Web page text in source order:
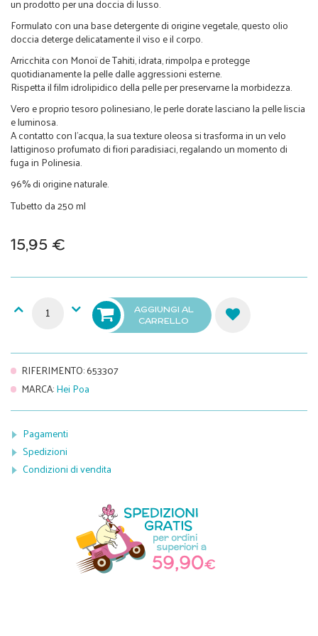
un prodotto per una doccia di lusso.
Formulato con una base detergente di origine vegetale, questo olio
doccia deterge delicatamente il viso e il corpo.
Arricchita con Monoï de Tahiti, idrata, rimpolpa e protegge
quotidianamente la pelle dalle aggressioni esterne.
Rispetta il film idrolipidico della pelle per preservarne la morbidezza.
Vero e proprio tesoro polinesiano, le perle dorate lasciano la pelle liscia
e luminosa.
A contatto con l'acqua, la sua texture oleosa si trasforma in un velo
lattiginoso profumato di fiori paradisiaci, regalando un momento di
fuga in Polinesia.
96% di origine naturale.
Tubetto da 250 ml
15,95 €
AGGIUNGI AL
CARRELLO
RIFERIMENTO:653307
MARCA:Hei Poa
Pagamenti
Spedizioni
Condizioni di vendita